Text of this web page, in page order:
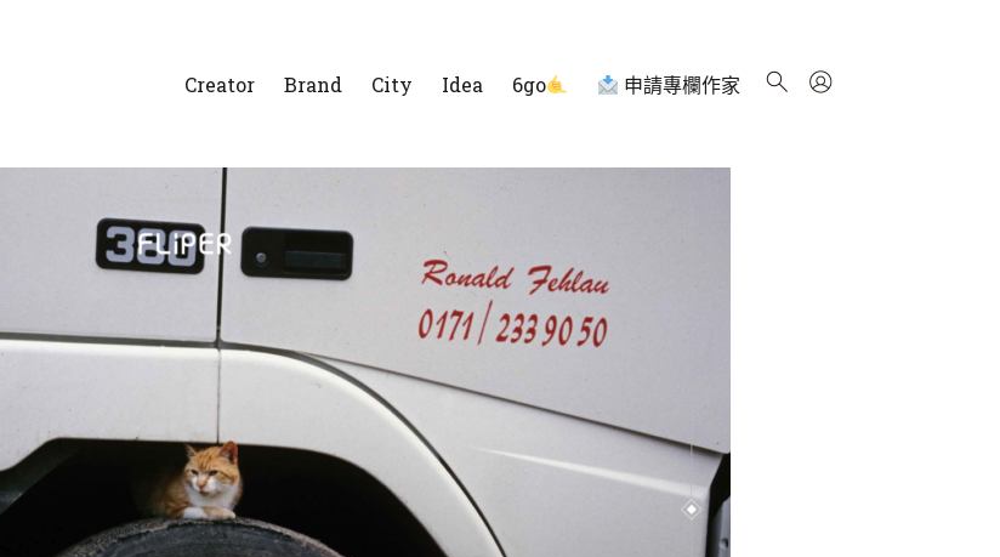
Creator Brand City Idea 6go 申請專欄作家